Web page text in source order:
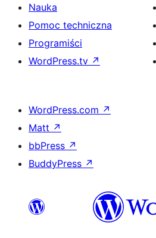
Nauka
Pomoc techniczna
Programiści
WordPress.tv ↗
WordPress.com ↗
Matt ↗
bbPress ↗
BuddyPress ↗